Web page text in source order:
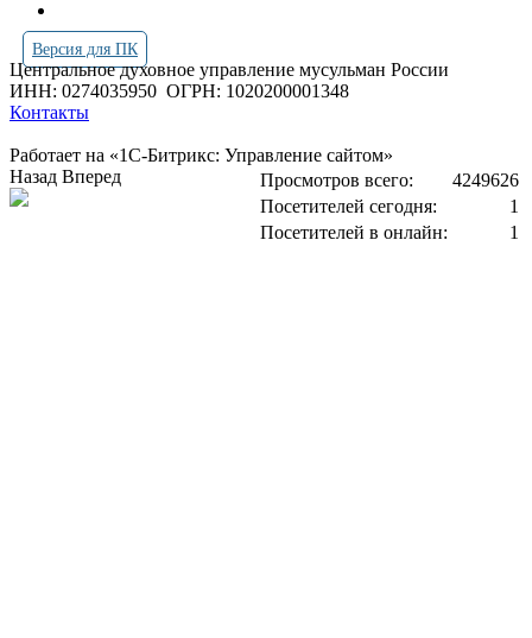
Версия для ПК
Центральное духовное управление мусульман России
ИНН: 0274035950 ОГРН: 1020200001348
Контакты
Работает на «1С-Битрикс: Управление сайтом»
Просмотров всего:
4249626
Посетителей сегодня:
1
Посетителей в онлайн:
1
Назад Вперед